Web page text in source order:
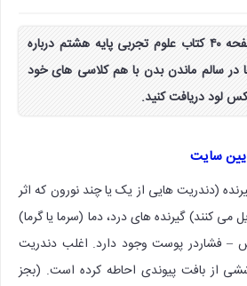
جواب گفت و گو کنید صفحه ۴۰ کتاب علوم تجربی پایه هشتم درباره
سالم ماندن بدن با هم کلاسی های خود
لود دریافت کنید.
سایت
(دندریت هایی از یک یا چند نورون که اثر
می کنند) گیرنده های درد، دما (سرما یا گرما)
– فشاردر پوست وجود دارد. اغلب دندریت
از بافت پیوندی احاطه کرده است. (بجز